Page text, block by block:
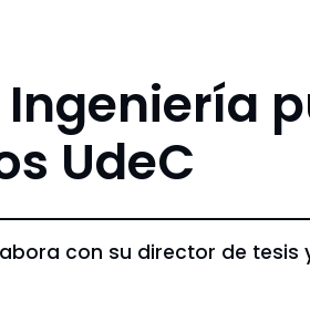
Ingeniería
UdeC
con su director de